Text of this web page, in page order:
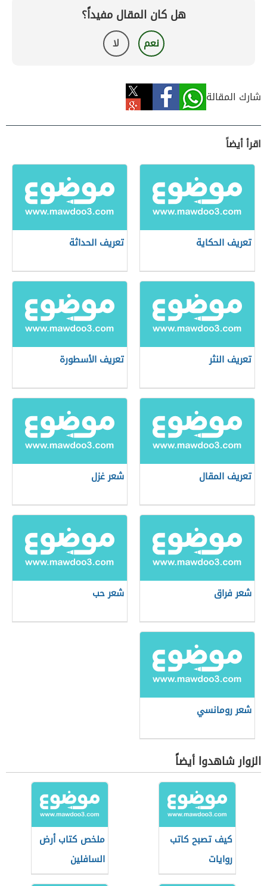
هل كان المقال مفيداً؟
نعم لا
شارك المقالة
اقرأ أيضاً
تعريف الحكاية تعريف الحداثة
تعريف النثر تعريف الأسطورة
تعريف المقال شعر غزل
شعر فراق شعر حب
شعر رومانسي
الزوار شاهدوا أيضاً
كيف تصبح كاتب
روايات
ملخص كتاب أرض
السافلين